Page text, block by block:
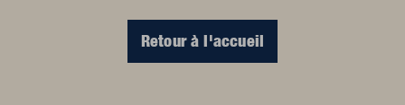
Retour à l'accueil